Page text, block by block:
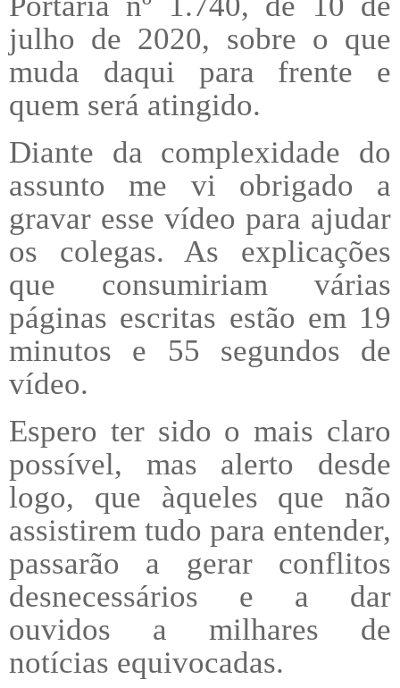
julho de 2020, sobre o que
muda daqui para frente e
quem será atingido.
Diante da complexidade do
assunto me vi obrigado a
gravar esse vídeo para ajudar
os colegas. As explicações
que consumiriam várias
páginas escritas estão em 19
minutos e 55 segundos de
vídeo.
Espero ter sido o mais claro
possível, mas alerto desde
logo, que àqueles que não
assistirem tudo para entender,
passarão a gerar conflitos
desnecessários e a dar
ouvidos a milhares de
notícias equivocadas.